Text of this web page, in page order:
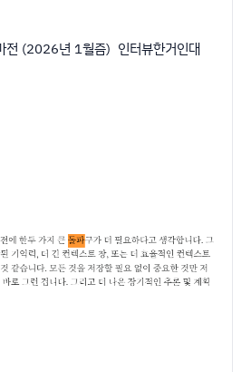
전 (2026년 1월즘) 인터뷰한거인대